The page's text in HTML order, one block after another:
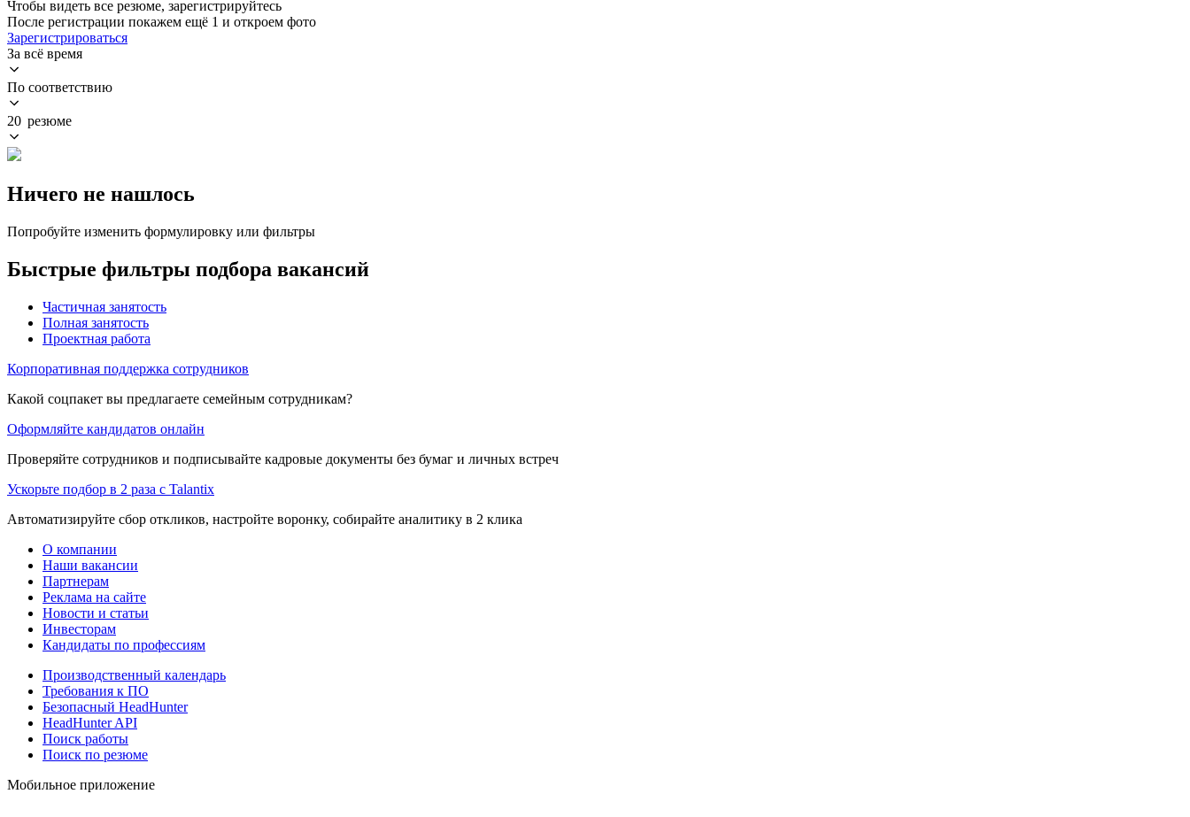
Чтобы видеть все резюме, зарегистрируйтесь
После регистрации покажем ещё 1 и откроем фото
Зарегистрироваться
За всё время
По соответствию
20 резюме
Ничего не нашлось
Попробуйте изменить формулировку или фильтры
Быстрые фильтры подбора вакансий
Частичная занятость
Полная занятость
Проектная работа
Корпоративная поддержка сотрудников
Какой соцпакет вы предлагаете семейным сотрудникам?
Оформляйте кандидатов онлайн
Проверяйте сотрудников и подписывайте кадровые документы без бумаг и личных встреч
Ускорьте подбор в 2 раза с Talantix
Автоматизируйте сбор откликов, настройте воронку, собирайте аналитику в 2 клика
О компании
Наши вакансии
Партнерам
Реклама на сайте
Новости и статьи
Инвесторам
Кандидаты по профессиям
Производственный календарь
Требования к ПО
Безопасный HeadHunter
HeadHunter API
Поиск работы
Поиск по резюме
Мобильное приложение